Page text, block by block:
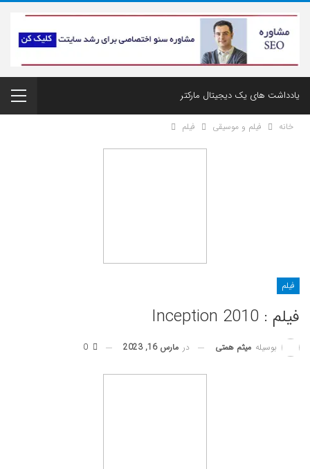
یادداشت های یک دیجیتال مارکتر
خانه فیلم و موسیقی فیلم
فیلم
فیلم : Inception 2010
بوسیله میثم همتی در مارس 16, 2023